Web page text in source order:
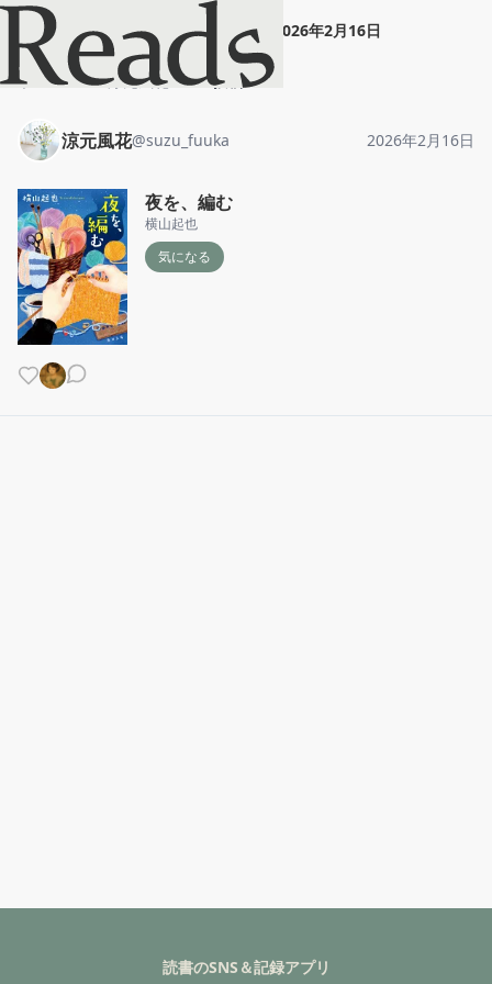
涼元風花 "夜を、編む 2026年2月16日
ホーム 涼元風花 投稿
涼元風花@suzu_fuuka 2026年2月16日
夜を、編む
横山起也
気になる
読書のSNS＆記録アプリ